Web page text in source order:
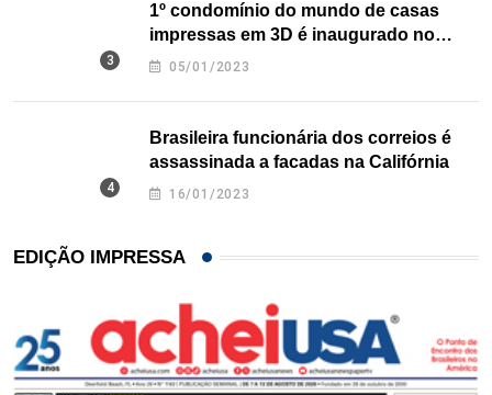
1º condomínio do mundo de casas
impressas em 3D é inaugurado no
Texas
05/01/2023
Brasileira funcionária dos correios é
assassinada a facadas na Califórnia
16/01/2023
EDIÇÃO IMPRESSA